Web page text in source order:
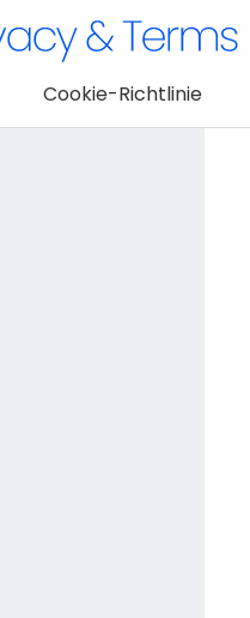
Cookie-Richtlinie